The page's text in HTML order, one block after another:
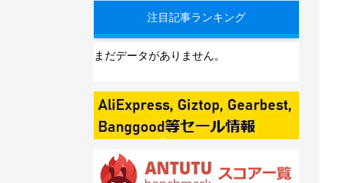
注目記事ランキング
まだデータがありません。